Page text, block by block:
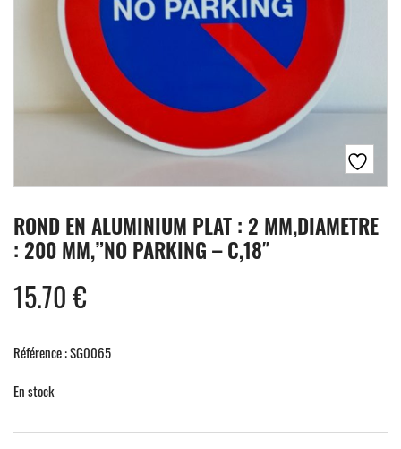
ROND EN ALUMINIUM PLAT : 2 MM,DIAMETRE
: 200 MM,”NO PARKING – C,18″
15.70€
Référence : SG0065
En stock